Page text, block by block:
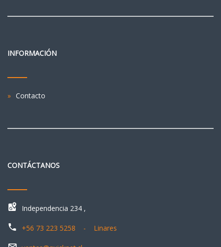
INFORMACIÓN
Contacto
CONTÁCTANOS
Independencia 234 ,
+56 73 223 5258 - Linares